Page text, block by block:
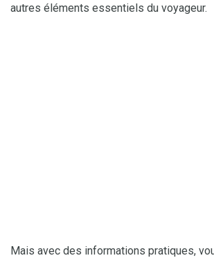
autres éléments essentiels du voyageur.
Mais avec des informations pratiques,